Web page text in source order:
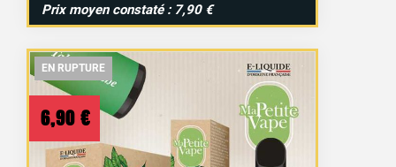
Prix moyen constaté : 7,90 €
EN RUPTURE
EN RUPTURE
6,90 €
EN RUPTURE